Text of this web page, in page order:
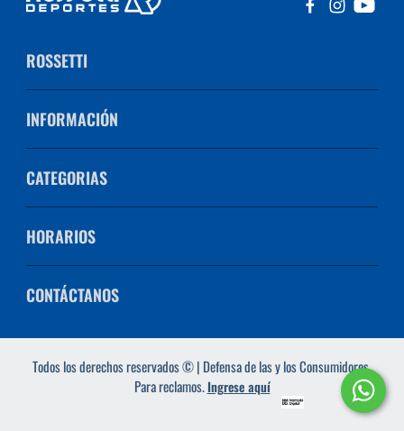
ROSSETTI
INFORMACIÓN
CATEGORIAS
HORARIOS
CONTÁCTANOS
Todos los derechos reservados © | Defensa de las y los Consumidores.
Para reclamos.Ingrese aquí